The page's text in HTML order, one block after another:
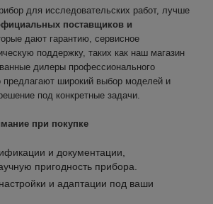
для исследовательских работ, лучше
поставщиков и
дают гарантию, сервисное
поддержку, таких как наш магазин
дилеры профессионального
предлагают широкий выбор моделей и
под конкретные задачи.
при покупке
и документации,
пригодность прибора.
и адаптации под ваши